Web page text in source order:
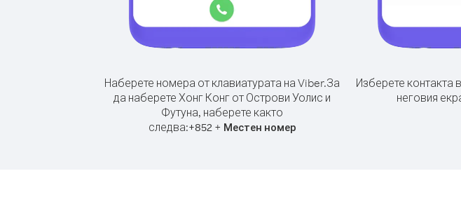
Наберете номера от клавиатурата на Viber.За
да наберете Хонг Конг от Острови Уолис и
Футуна, наберете както
следва:+852+ Местен номер
Изберете контакта
неговия